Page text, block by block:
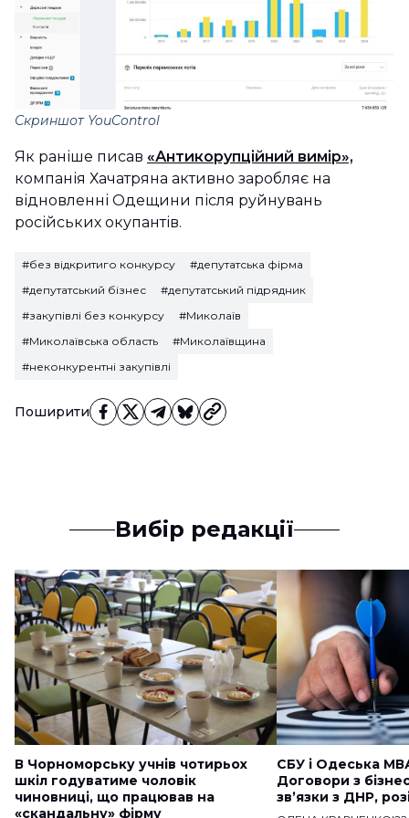
Поширити
Скриншот YouControl
Як раніше писав «Антикорупційний вимір»,
компанія Хачатряна активно заробляє на
відновленні Одещини після руйнувань
російських окупантів.
#без відкритиго конкурсу
#депутатська фірма
#депутатський бізнес
#депутатський підрядник
#закупівлі без конкурсу
#Миколаїв
#Миколаївська область
#Миколаївщина
#неконкурентні закупівлі
Вибір редакції
В Чорноморську учнів чотирьох
шкіл годуватиме чоловік
чиновниці, що працював на
«скандальну» фірму
СБУ і Одеська
Договори з
звʼязки з ДНР,